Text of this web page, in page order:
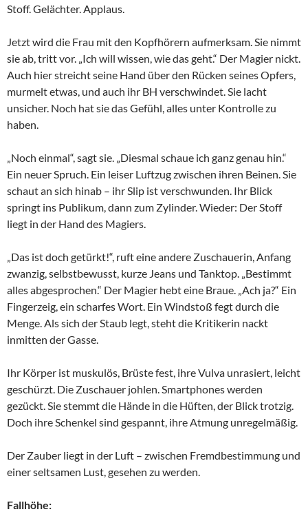
Stoff. Gelächter. Applaus.
Jetzt wird die Frau mit den Kopfhörern aufmerksam. Sie nimmt
sie ab, tritt vor. „Ich will wissen, wie das geht.“ Der Magier nickt.
Auch hier streicht seine Hand über den Rücken seines Opfers,
murmelt etwas, und auch ihr BH verschwindet. Sie lacht
unsicher. Noch hat sie das Gefühl, alles unter Kontrolle zu
haben.
„Noch einmal“, sagt sie. „Diesmal schaue ich ganz genau hin.“
Ein neuer Spruch. Ein leiser Luftzug zwischen ihren Beinen. Sie
schaut an sich hinab – ihr Slip ist verschwunden. Ihr Blick
springt ins Publikum, dann zum Zylinder. Wieder: Der Stoff
liegt in der Hand des Magiers.
„Das ist doch getürkt!“, ruft eine andere Zuschauerin, Anfang
zwanzig, selbstbewusst, kurze Jeans und Tanktop. „Bestimmt
alles abgesprochen.“ Der Magier hebt eine Braue. „Ach ja?“ Ein
Fingerzeig, ein scharfes Wort. Ein Windstoß fegt durch die
Menge. Als sich der Staub legt, steht die Kritikerin nackt
inmitten der Gasse.
Ihr Körper ist muskulös, Brüste fest, ihre Vulva unrasiert, leicht
geschürzt. Die Zuschauer johlen. Smartphones werden
gezückt. Sie stemmt die Hände in die Hüften, der Blick trotzig.
Doch ihre Schenkel sind gespannt, ihre Atmung unregelmäßig.
Der Zauber liegt in der Luft – zwischen Fremdbestimmung und
einer seltsamen Lust, gesehen zu werden.
Fallhöhe: